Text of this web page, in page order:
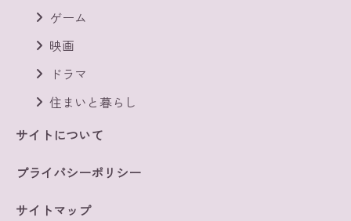
ゲーム
映画
ドラマ
住まいと暮らし
サイトについて
プライバシーポリシー
サイトマップ